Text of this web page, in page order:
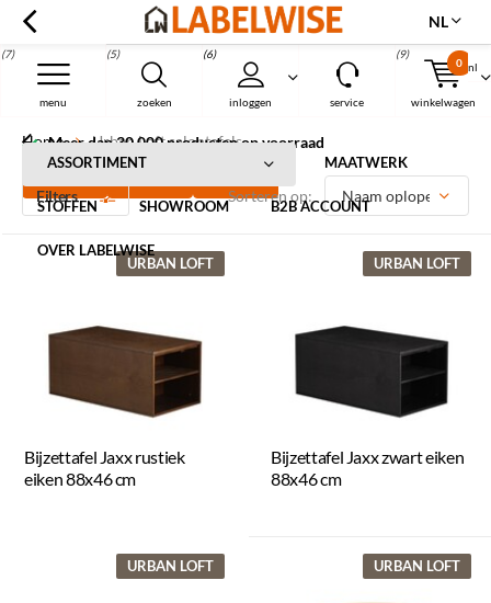
nl
zoeken
(5)
inloggen
(6)
menu
(7)
service winkelwagen
0
(9)
Menu
NL
Meer dan 30.000 producten op voorraad
ASSORTIMENT MAATWERK
STOFFEN SHOWROOM B2B ACCOUNT
OVER LABELWISE
Home Urban Loft salontafels
Urban Loft houten salontafels
Filters Sorteren op:
Bijzettafel Jaxx rustiek
eiken 88x46 cm
URBAN LOFT
Bijzettafel Jaxx zwart eiken
88x46 cm
URBAN LOFT
URBAN LOFT URBAN LOFT